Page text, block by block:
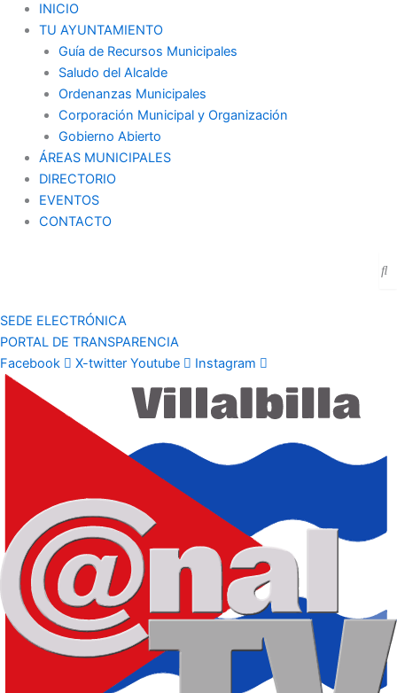
INICIO
TU AYUNTAMIENTO
Guía de Recursos Municipales
Saludo del Alcalde
Ordenanzas Municipales
Corporación Municipal y Organización
Gobierno Abierto
ÁREAS MUNICIPALES
DIRECTORIO
EVENTOS
CONTACTO
SEDE ELECTRÓNICA
PORTAL DE TRANSPARENCIA
Facebook
X-twitter Youtube Instagram